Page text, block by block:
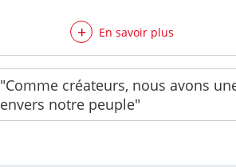
En savoir plus
"Comme créateurs, nous avons
envers notre peuple"